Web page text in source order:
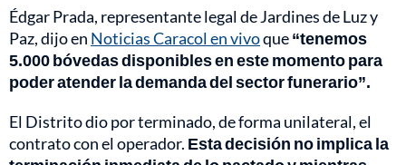
Édgar Prada, representante legal de Jardines de Luz y
Paz, dijo en Noticias Caracol en vivoque“tenemos
5.000 bóvedas disponibles en este momento para
poder atender la demanda del sector funerario”.
El Distrito dio por terminado, de forma unilateral, el
contrato con el operador. Esta decisión no implica la